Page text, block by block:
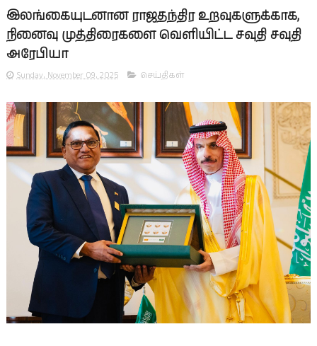
இலங்கையுடனான ராஜதந்திர உறவுகளுக்காக,
நினைவு முத்திரைகளை வெளியிட்ட சவுதி சவுதி
அரேபியா
Sunday, November 09, 2025 செய்திகள்